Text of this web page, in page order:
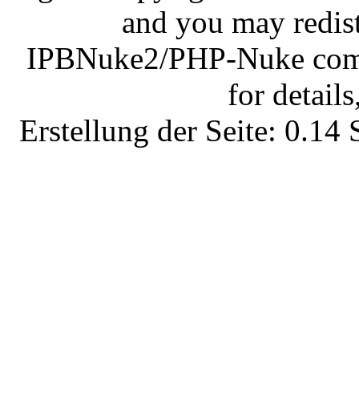
and you may
IPBNuke2/PHP-Nuke
for
Erstellung der Seite: 0.14